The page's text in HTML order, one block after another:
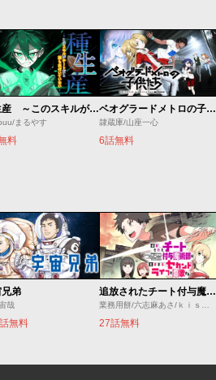
種生産 ～このスキルがチートだとまだ誰も気付いていない～
まるやす
料
ベオグラードメトロの子供たち
隷蔵庫/山座一心
6話無料
弟
哉
無料
追放されたチート付与魔術師は気ままなセカンドライフを謳歌する。 ～俺は武器だけじゃなく、あらゆるものに『強化ポイント』を付与できるし、俺の意思でいつでも効果を解除できるけど、残った人たち大丈夫？～
27話無料